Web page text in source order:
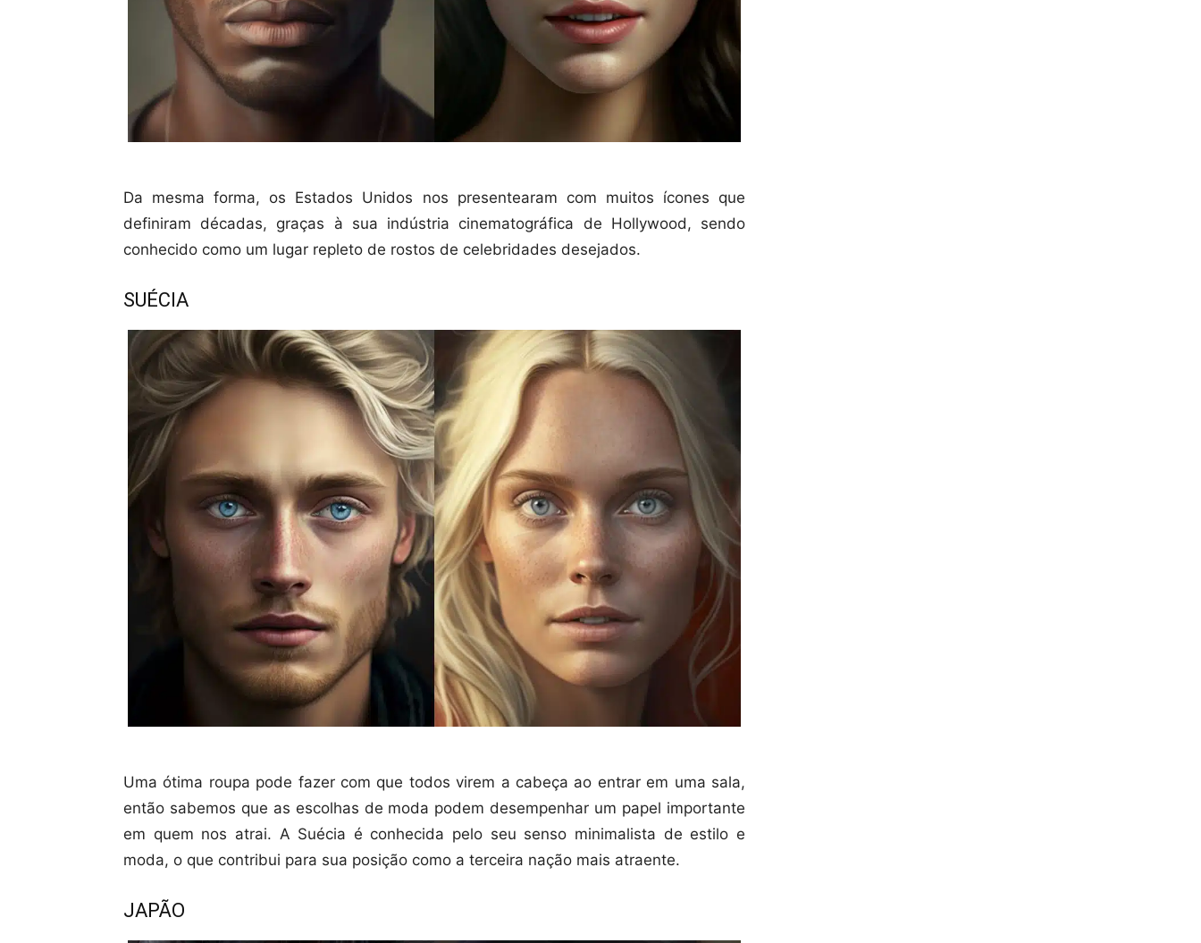
Da mesma forma, os Estados Unidos nos presentearam com muitos ícones que
definiram décadas, graças à sua indústria cinematográfica de Hollywood, sendo
conhecido como um lugar repleto de rostos de celebridades desejados.
SUÉCIA
Uma ótima roupa pode fazer com que todos virem a cabeça ao entrar em uma sala,
então sabemos que as escolhas de moda podem desempenhar um papel importante
em quem nos atrai. A Suécia é conhecida pelo seu senso minimalista de estilo e
moda, o que contribui para sua posição como a terceira nação mais atraente.
JAPÃO